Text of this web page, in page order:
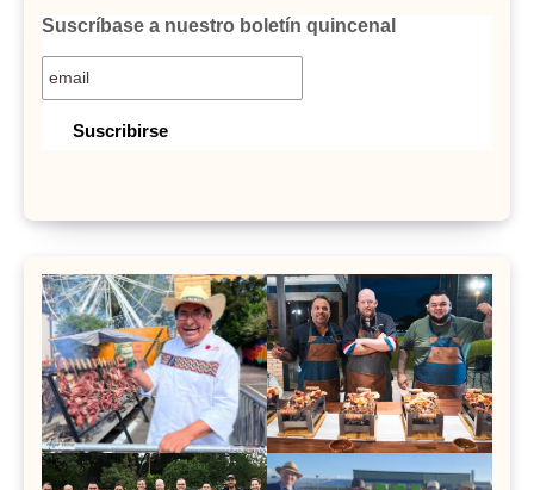
Suscríbase a nuestro boletín quincenal